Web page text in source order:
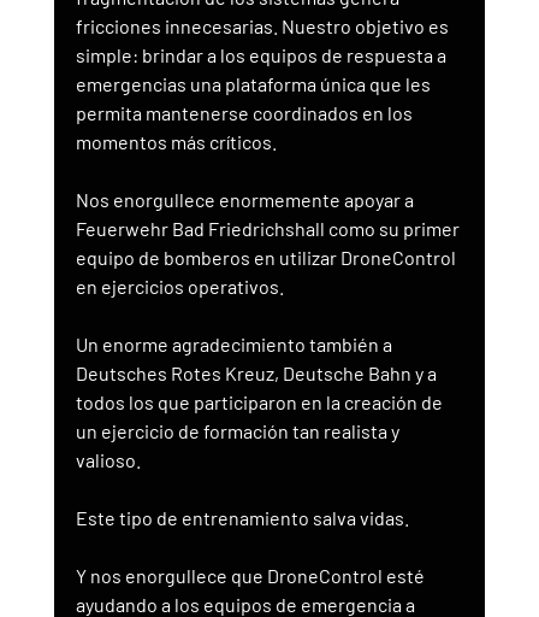
fricciones innecesarias. Nuestro objetivo es
simple: brindar a los equipos de respuesta a
emergencias una plataforma única que les
permita mantenerse coordinados en los
momentos más críticos.
Nos enorgullece enormemente apoyar a
Feuerwehr Bad Friedrichshall como su primer
equipo de bomberos en utilizar DroneControl
en ejercicios operativos.
Un enorme agradecimiento también a
Deutsches Rotes Kreuz, Deutsche Bahn y a
todos los que participaron en la creación de
un ejercicio de formación tan realista y
valioso.
Este tipo de entrenamiento salva vidas.
Y nos enorgullece que DroneControl esté
ayudando a los equipos de emergencia a